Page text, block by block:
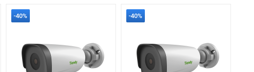
-40% -40%